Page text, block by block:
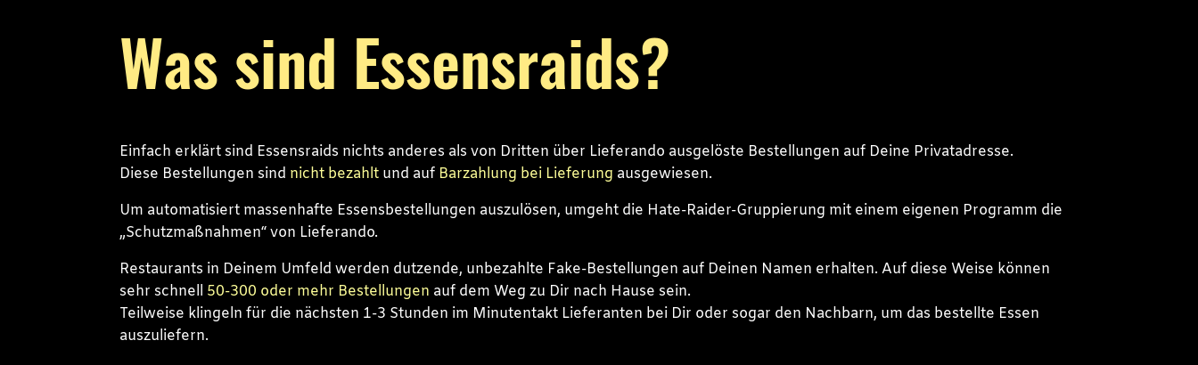
Was sind Essensraids?
Einfach erklärt sind Essensraids nichts anderes als von Dritten über Lieferando ausgelöste Bestellungen auf Deine Privatadresse.
Diese Bestellungen sind nicht bezahlt und auf Barzahlung bei Lieferung ausgewiesen.
Um automatisiert massenhafte Essensbestellungen auszulösen, umgeht die Hate-Raider-Gruppierung mit einem eigenen Programm die
„Schutzmaßnahmen“ von Lieferando.
Restaurants in Deinem Umfeld werden dutzende, unbezahlte Fake-Bestellungen auf Deinen Namen erhalten. Auf diese Weise können
sehr schnell 50-300 oder mehr Bestellungen auf dem Weg zu Dir nach Hause sein.
Teilweise klingeln für die nächsten 1-3 Stunden im Minutentakt Lieferanten bei Dir oder sogar den Nachbarn, um das bestellte Essen
auszuliefern.